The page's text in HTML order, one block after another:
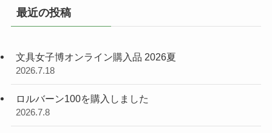
最近の投稿
文具女子博オンライン購入品 2026夏
2026.7.18
ロルバーン100を購入しました
2026.7.8